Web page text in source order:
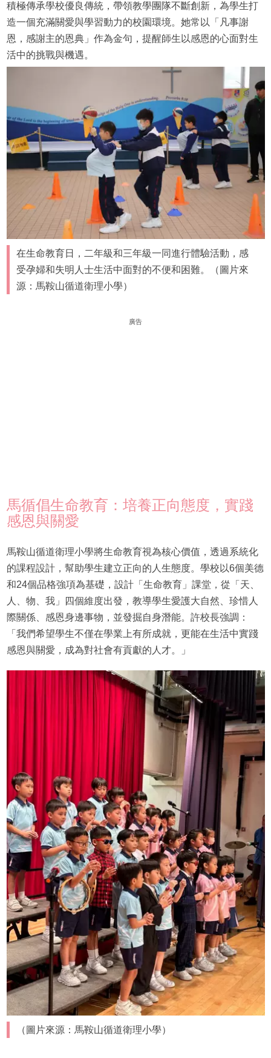
積極傳承學校優良傳統，帶領教學團隊不斷創新，為學生打
造一個充滿關愛與學習動力的校園環境。她常以「凡事謝
恩，感謝主的恩典」作為金句，提醒師生以感恩的心面對生
活中的挑戰與機遇。
在生命教育日，二年級和三年級一同進行體驗活動，感
受孕婦和失明人士生活中面對的不便和困難。（圖片來
源：馬鞍山循道衛理小學）
廣告
馬循倡生命教育：培養正向態度，實踐
感恩與關愛
馬鞍山循道衛理小學將生命教育視為核心價值，透過系統化
的課程設計，幫助學生建立正向的人生態度。學校以6個美德
和24個品格強項為基礎，設計「生命教育」課堂，從「天、
人、物、我」四個維度出發，教導學生愛護大自然、珍惜人
際關係、感恩身邊事物，並發掘自身潛能。許校長強調：
「我們希望學生不僅在學業上有所成就，更能在生活中實踐
感恩與關愛，成為對社會有貢獻的人才。」
（圖片來源：馬鞍山循道衛理小學）